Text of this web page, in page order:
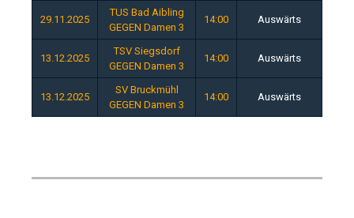
29.11.2025
TUS Bad Aibling
GEGEN Damen 3
14:00 Auswärts
13.12.2025
TSV Siegsdorf
GEGEN Damen 3
14:00 Auswärts
13.12.2025
SV Bruckmühl
GEGEN Damen 3
14:00 Auswärts